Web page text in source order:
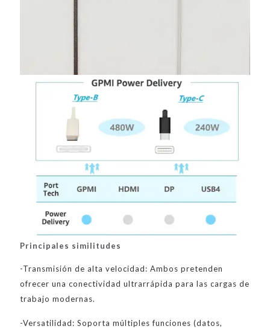
Principales similitudes
-Transmisión de alta velocidad: Ambos pretenden
ofrecer una conectividad ultrarrápida para las cargas de
trabajo modernas.
-Versatilidad: Soporta múltiples funciones (datos,